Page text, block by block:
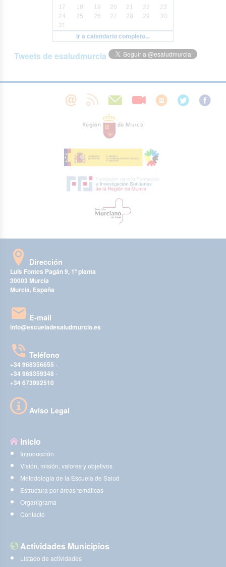
17
18 19 20 21 22
23
24
25 26 27 28 29
30
31
Ir a calendario completo...
Tweets de esaludmurcia
Dirección
Luis Fontes Pagán 9, 1ª planta
30003 Murcia
Murcia, España
E-mail
info@escueladesaludmurcia.es
Teléfono
+34 968356655 -
+34 968359348 -
+34 673992510
Aviso Legal
Inicio
Introducción
Visión, misión, valores y objetivos
Metodología de la Escuela de Salud
Estructura por áreas temáticas
Organigrama
Contacto
Actividades Municipios
Listado de actividades